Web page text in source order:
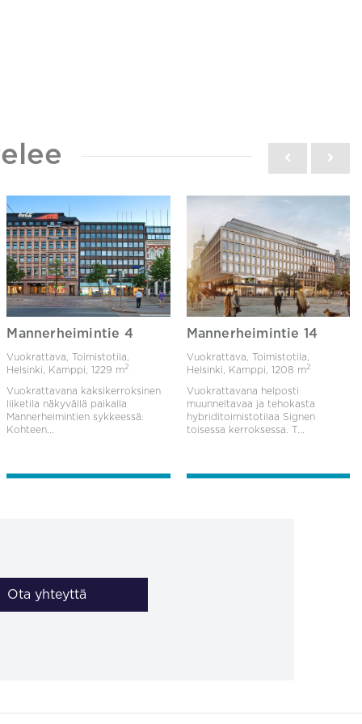
Mannerheimintie 4
Vuokrattava, Toimistotila,
Helsinki, Kamppi,1229 m2
Vuokrattavana kaksikerroksinen
liiketila näkyvällä paikalla
Mannerheimintien sykkeessä.
Kohteen...
Mannerheimintie 14
Vuokrattava, Toimistotila,
Helsinki, Kamppi, 1208 m2
Vuokrattavana helposti
muunneltavaa ja tehokasta
hybriditoimistotilaa Signen
toisessa kerroksessa. T...
Ota yhteyttä